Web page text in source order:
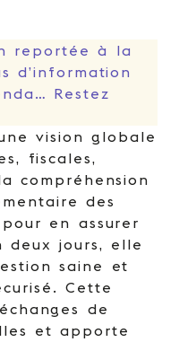
reportée à la
d’information
Restez
vision globale
fiscales,
compréhension
des
en assurer
deux jours, elle
saine et
Cette
de
et apporte